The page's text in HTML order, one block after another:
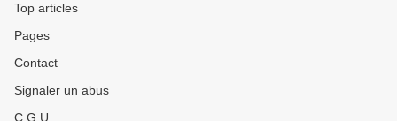
Top articles
Pages
Contact
Signaler un abus
C.G.U.